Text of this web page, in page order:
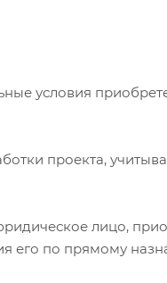
условия
проекта,
лицо,
его по прямому